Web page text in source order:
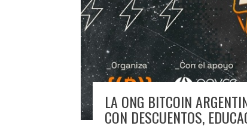
LA ONG BITCOIN
CON DESCUENTOS,